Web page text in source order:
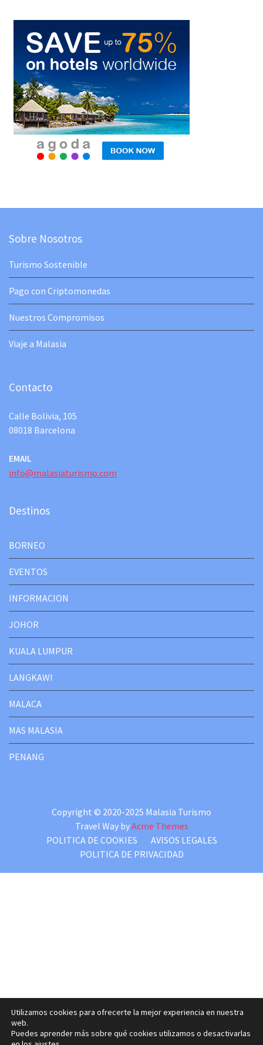
Sobre Nosotros
Turismo Sostenible
Pago con Criptomonedas
Nuestros Compromisos
Viaje a Malasia
Contacto
Calle Bolivia, 105
08018 Barcelona
EMAIL
info@malasiaturismo.com
Destinos
BORNEO
EVENTOS
INFORMACION
JOHOR
KUALA LUMPUR
LANGKAWI
MALACA
MAS MALASIA
PENANG
Copyright © 2020-2025 Malasia Turismo
Travel Way byAcme Themes
POLITICA DE COOKIES
AVISOS LEGALES
POLITICA DE PRIVACIDAD
Utilizamos cookies para ofrecerte la mejor experiencia en nuestra
web.
Puedes aprender más sobre qué cookies utilizamos o desactivarlas